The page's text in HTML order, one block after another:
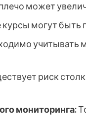
может
могут быть
учитывать
риск
мониторинга: